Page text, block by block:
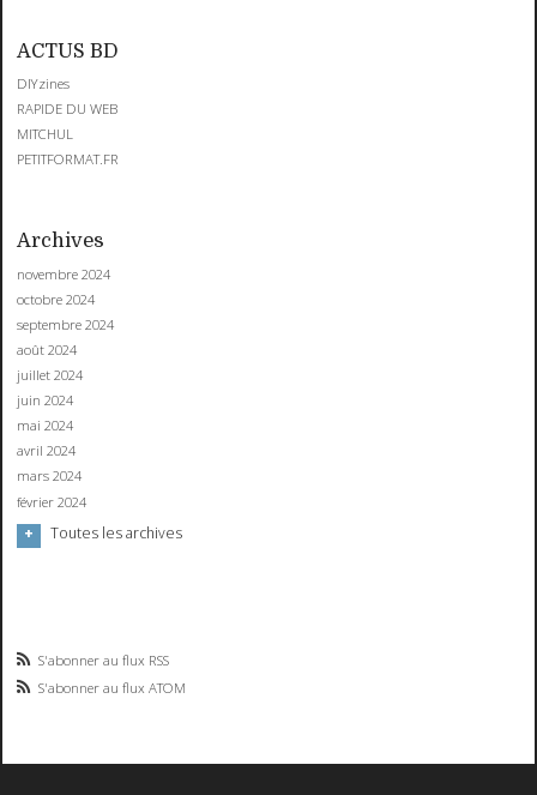
ACTUS BD
DIYzines
RAPIDE DU WEB
MITCHUL
PETITFORMAT.FR
Archives
novembre 2024
octobre 2024
septembre 2024
août 2024
juillet 2024
juin 2024
mai 2024
avril 2024
mars 2024
février 2024
Toutes les archives
S'abonner au flux RSS
S'abonner au flux ATOM